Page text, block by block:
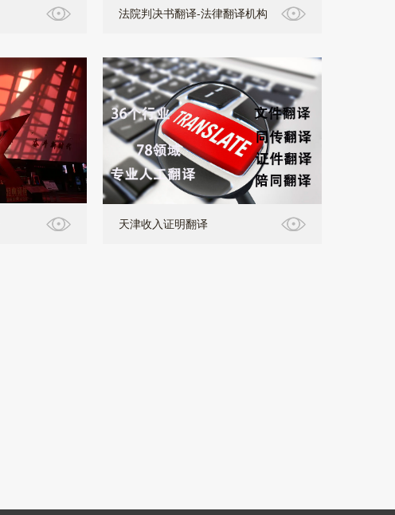
法院判决书翻译-法律翻译机构
天津收入证明翻译